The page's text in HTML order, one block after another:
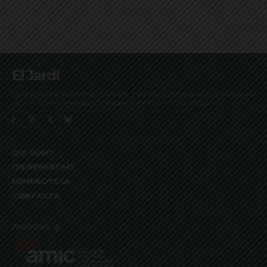
El Jardí
La Bonanova, Monterols, Galvany, Turó Parc, el Farró, el Putxet, Sarrià,
les Tres Torres, Pedralbes, Vallvidrera, les Planes i el Tibidabo
QUI SOM?
ON REPARTIM?
HEMEROTECA
CONTACTA
Associats a: